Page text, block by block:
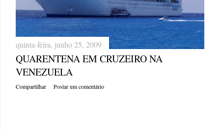
quinta-feira, junho 25, 2009
QUARENTENA EM CRUZEIRO NA
VENEZUELA
Compartilhar Postar um comentário